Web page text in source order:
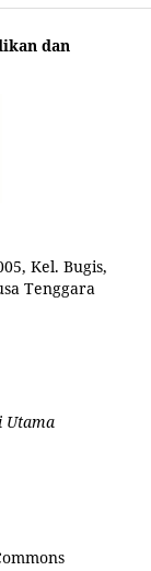
dan
Kel. Bugis,
Tenggara
Utama